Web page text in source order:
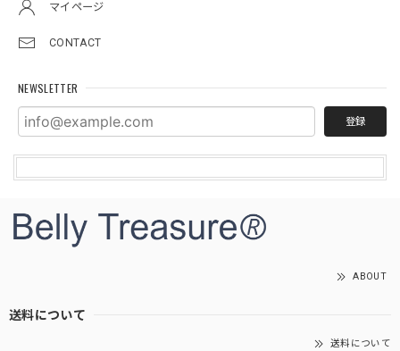
マイページ
CONTACT
NEWSLETTER
登録
ABOUT
送料について
送料について